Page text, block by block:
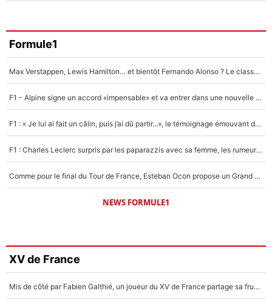
Formule1
Max Verstappen, Lewis Hamilton… et bientôt Fernando Alonso ? Le classement des pilotes les mieux payés en Formule 1 risque de changer !
F1 - Alpine signe un accord «impensable» et va entrer dans une nouvelle dimension : Grande nouvelle pour Pierre Gasly !
F1 : « Je lui ai fait un câlin, puis j’ai dû partir...», le témoignage émouvant de Max Verstappen sur sa fille
F1 : Charles Leclerc surpris par les paparazzis avec sa femme, les rumeurs étaient vraies !
Comme pour le final du Tour de France, Esteban Ocon propose un Grand Prix de Formule 1 à Paris : «Autour de l’Arc de Triomphe, ce serait génial» !
NEWS FORMULE1
XV de France
Mis de côté par Fabien Galthié, un joueur du XV de France partage sa frustration : «ils ne me l’ont pas dit tout de suite»